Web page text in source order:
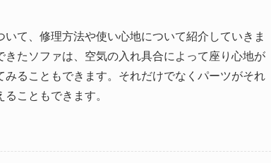
て、修理方法や使い心地について紹介していきま
たソファは、空気の入れ具合によって座り心地が
ることもできます。それだけでなくパーツがそれ
こともできます。